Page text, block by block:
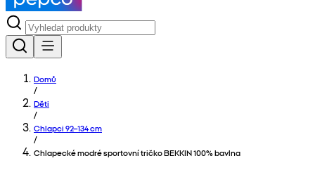
Domů
/
Děti
/
Chlapci 92–134 cm
/
Chlapecké modré sportovní tričko BEKKIN 100% bavlna